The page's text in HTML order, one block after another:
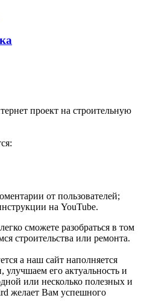
проект на строительную
от пользователей;
на YouTube.
сможете разобраться в том
строительства или ремонта.
а наш сайт наполняется
его актуальность и
или несколько полезных и
желает Вам успешного